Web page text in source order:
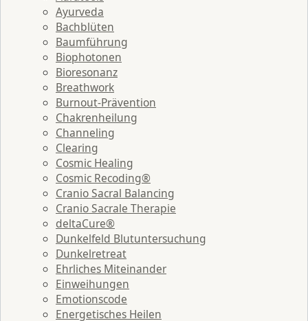
Ayurveda
Bachblüten
Baumführung
Biophotonen
Bioresonanz
Breathwork
Burnout-Prävention
Chakrenheilung
Channeling
Clearing
Cosmic Healing
Cosmic Recoding®
Cranio Sacral Balancing
Cranio Sacrale Therapie
deltaCure®
Dunkelfeld Blutuntersuchung
Dunkelretreat
Ehrliches Miteinander
Einweihungen
Emotionscode
Energetisches Heilen